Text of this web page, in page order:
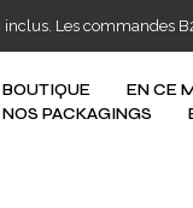
Les commandes
BOUTIQUE EN CE
NOS PACKAGINGS